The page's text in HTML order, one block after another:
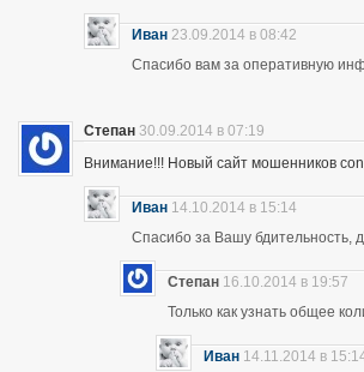
Иван 23.09.2014 в 08:42
Спасибо вам за оперативную
Степан 30.09.2014 в 07:19
Внимание!!! Новый сайт мошенников
Иван 14.10.2014 в 15:14
Спасибо за Вашу бдительность,
Степан 16.10.2014 в 19:57
Только как узнать общее
Иван 14.11.2014 в